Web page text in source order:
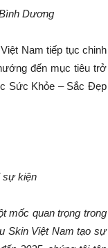
Dương
Nam tiếp tục chinh
đến mục tiêu trở
Sức Khỏe – Sắc Đẹp
sự kiện
mốc quan trọng trong
SkinViệt Nam tạo sự